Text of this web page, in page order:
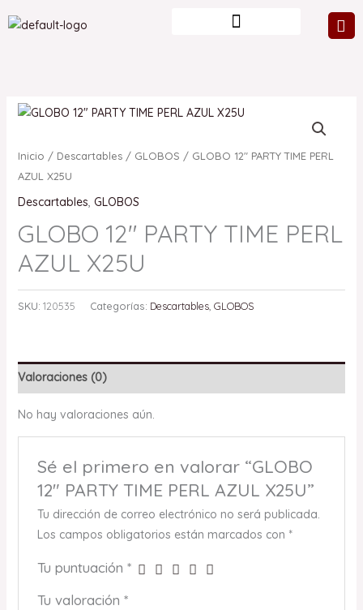
al
Inicio / Descartables/ GLOBOS / GLOBO 12″ PARTY TIME PERL
AZUL X25U
Descartables, GLOBOS
GLOBO 12″ PARTY TIME PERL
AZUL X25U
SKU: 120535 Categorías: Descartables, GLOBOS
Valoraciones (0)
No hay valoraciones aún.
Sé el primero en valorar “GLOBO
12″ PARTY TIME PERL AZUL X25U”
Tu dirección de correo electrónico no será publicada.
Los campos obligatorios están marcados con *
Tu puntuación *
Tu valoración *